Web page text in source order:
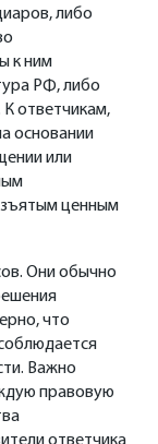
либо
к ним
РФ, либо
ответчикам,
основании
или
ценным
Они обычно
что
Важно
правовую